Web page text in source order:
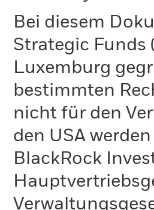
Bei diesem
Strategic Funds
Luxemburg
bestimmten
nicht für den
den USA
BlackRock